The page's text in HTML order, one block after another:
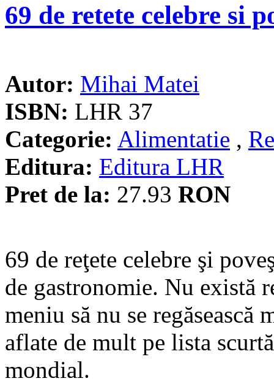
69 de retete celebre si
Autor: Mihai Matei
ISBN: LHR 37
Categorie: Alimentatie ,
Editura: Editura LHR
Pret de la: 27.93 RON
69 de reţete celebre şi
de gastronomie. Nu există
meniu să nu se regăsească
aflate de mult pe lista
mondial.